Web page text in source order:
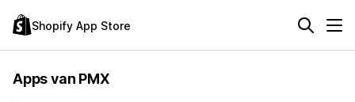
Shopify App Store
Apps van PMX